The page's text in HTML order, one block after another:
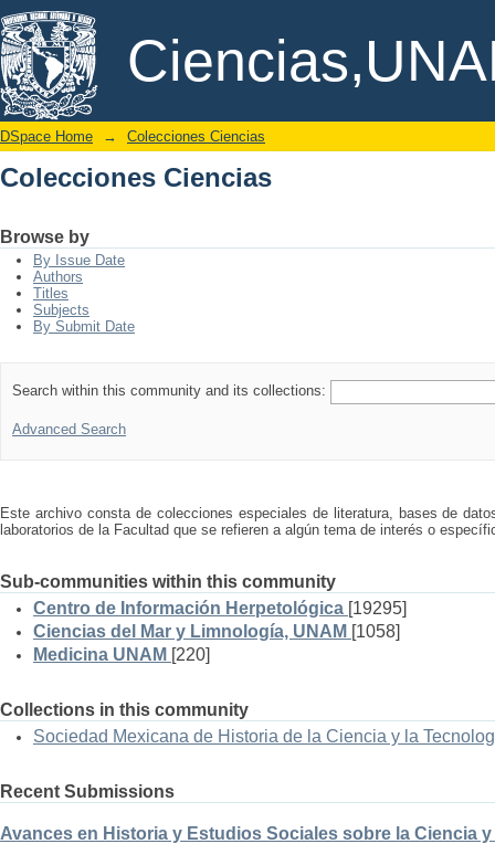
Colecciones Ciencias
DSpace/Manakin Repository
DSpace Home → Colecciones Ciencias
Colecciones Ciencias
Browse by
By Issue Date
Authors
Titles
Subjects
By Submit Date
Search within this community and its collections:
Advanced Search
Este archivo consta de colecciones especiales de literatura, bases de
laboratorios de la Facultad que se refieren a algún tema de interés o
Sub-communities within this community
Centro de Información Herpetológica [19295]
Ciencias del Mar y Limnología, UNAM [1058]
Medicina UNAM [220]
Collections in this community
Sociedad Mexicana de Historia de la Ciencia y la
Recent Submissions
Avances en Historia y Estudios Sociales sobre la Ciencia